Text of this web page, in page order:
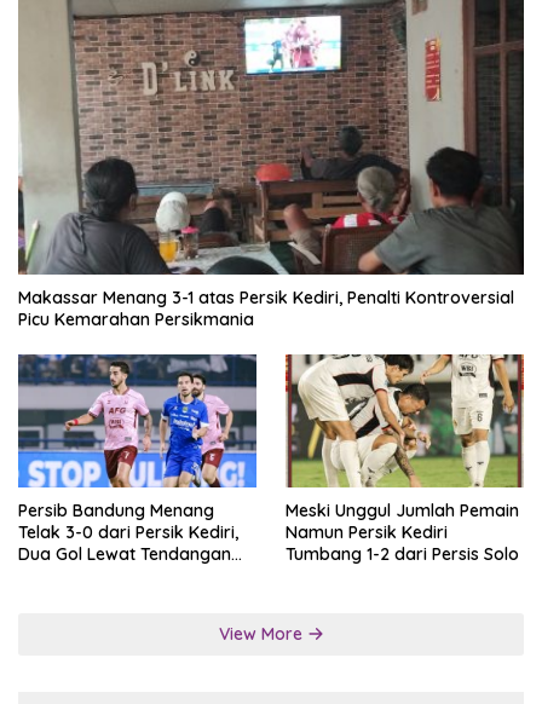
Makassar Menang 3-1 atas Persik Kediri, Penalti Kontroversial
Picu Kemarahan Persikmania
Persib Bandung Menang
Telak 3-0 dari Persik Kediri,
Dua Gol Lewat Tendangan
Meski Unggul Jumlah Pemain
Namun Persik Kediri
Tumbang 1-2 dari Persis Solo
View More